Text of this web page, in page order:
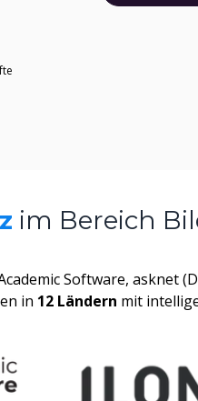
im Bereich
Software, asknet
in 12 Ländern mit